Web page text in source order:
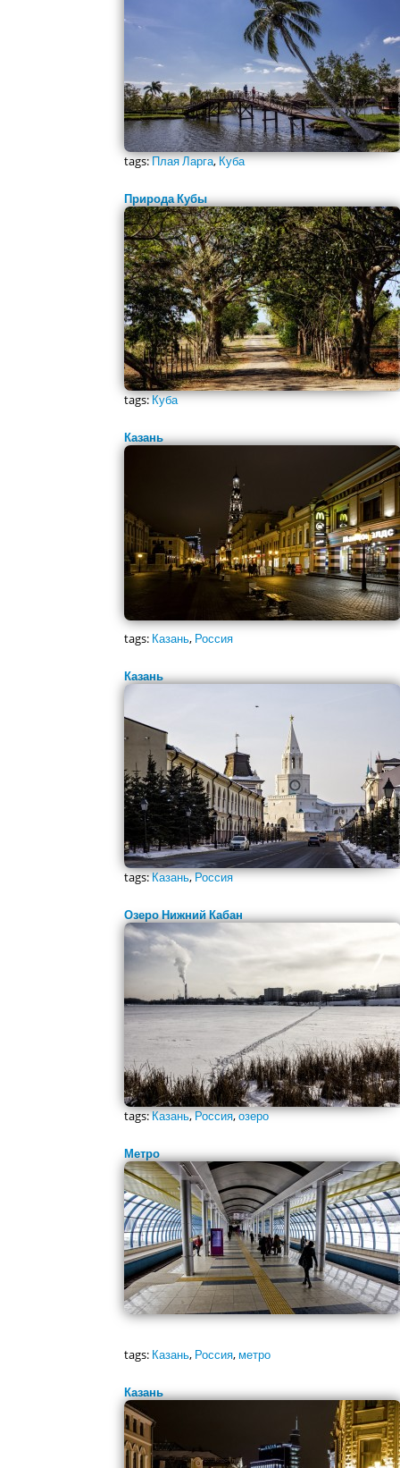
tags:Плая Ларга,Куба
Природа Кубы
tags:Куба
Казань
tags: Казань, Россия
Казань
tags:Казань,Россия
Озеро Нижний Кабан
tags:Казань,Россия,озеро
Метро
tags: Казань, Россия,метро
Казань